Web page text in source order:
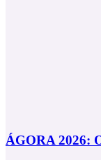
ÁGORA 2026: